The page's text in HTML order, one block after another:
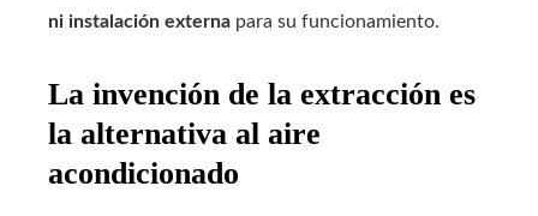
ni instalación externa para su funcionamiento.
La invención de la extracción es
la alternativa al aire
acondicionado